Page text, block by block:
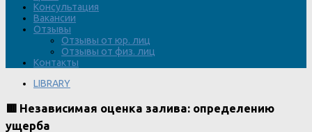
Консультация
Вакансии
Отзывы
Отзывы от юр. лиц
Отзывы от физ. лиц
Контакты
LIBRARY
🟥 Независимая оценка залива: определению
ущерба